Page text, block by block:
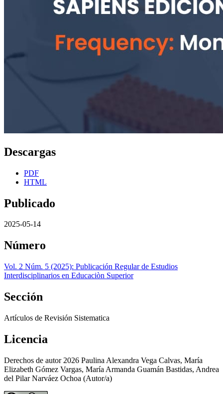
Descargas
PDF
HTML
Publicado
2025-05-14
Número
Vol. 2 Núm. 5 (2025): Publicación Regular de Estudios
Interdisciplinarios en Educaciòn Superior
Sección
Artículos de Revisión Sistematica
Licencia
Derechos de autor 2026 Paulina Alexandra Vega Calvas, María
Elizabeth Gómez Vargas, María Armanda Guamán Bastidas, Andrea
del Pilar Narváez Ochoa (Autor/a)